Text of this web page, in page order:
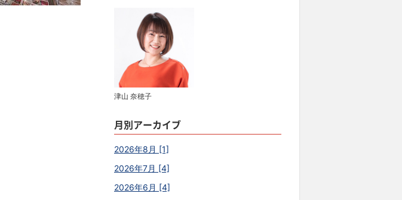
津山 奈穂子
月別アーカイブ
2026年8月 [1]
2026年7月 [4]
2026年6月 [4]